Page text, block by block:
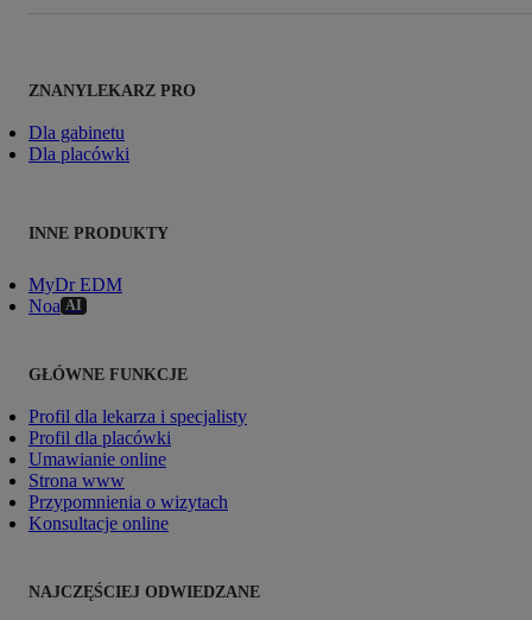
ZNANYLEKARZ PRO
Dla gabinetu
Dla placówki
INNE PRODUKTY
MyDr EDM
Noa AI
GŁÓWNE FUNKCJE
Profil dla lekarza i specjalisty
Profil dla placówki
Umawianie online
Strona www
Przypomnienia o wizytach
Konsultacje online
NAJCZĘŚCIEJ ODWIEDZANE